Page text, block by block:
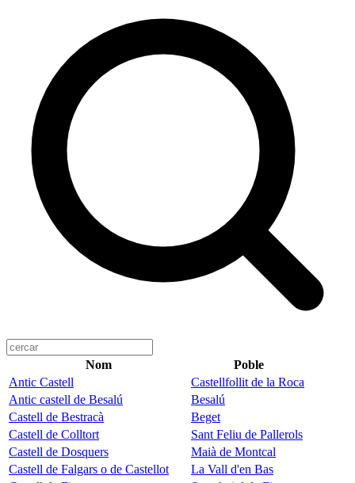
Nom
Poble
Antic Castell
Castellfollit de la Roca
Antic castell de Besalú
Besalú
Castell de Bestracà
Beget
Castell de Colltort
Sant Feliu de Pallerols
Castell de Dosquers
Maià de Montcal
Castell de Falgars o de Castellot
La Vall d'en Bas